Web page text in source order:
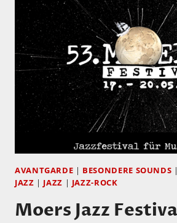
KÖLN
VOM
07.
JUNI
–
UNBEDINGT
HINGEHEN!
AVANTGARDE | BESONDERE SOUNDS |
JAZZ | JAZZ | JAZZ-ROCK
Moers Jazz